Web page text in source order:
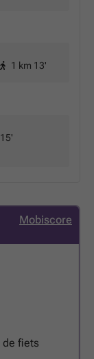
1 km 13'
Mobiscore
de fiets